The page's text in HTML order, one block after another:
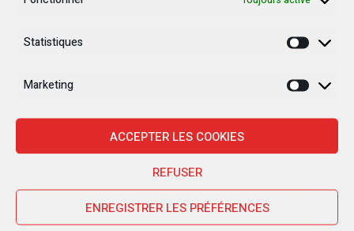
Statistiques
Marketing
ACCEPTER LES COOKIES
REFUSER
ENREGISTRER LES PRÉFÉRENCES
Nouvelles Récentes
30 janvier 2025